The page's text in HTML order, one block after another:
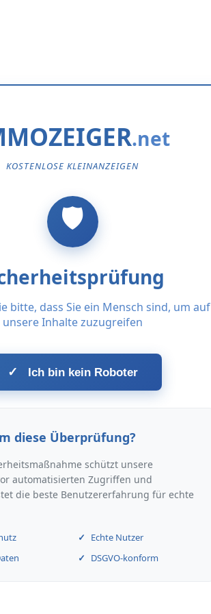
KOSTENLOSE KLEINANZEIGEN
bitte, dass Sie ein Mensch sind, um auf
unsere Inhalte zuzugreifen
✓ Ich bin kein Roboter
diese Überprüfung?
schützt unsere
automatisierten Zugriffen und
die beste Benutzererfahrung für echte
Echte Nutzer
DSGVO-konform